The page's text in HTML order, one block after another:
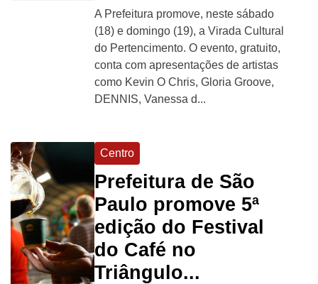
A Prefeitura promove, neste sábado
(18) e domingo (19), a Virada Cultural
do Pertencimento. O evento, gratuito,
conta com apresentações de artistas
como Kevin O Chris, Gloria Groove,
DENNIS, Vanessa d...
Centro
Prefeitura de São
Paulo promove 5ª
edição do Festival
do Café no
Triângulo...